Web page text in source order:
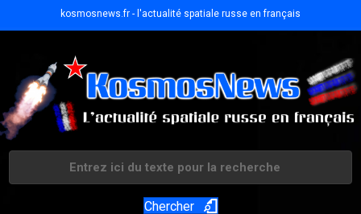
kosmosnews.fr - l'actualité spatiale russe en français
Chercher